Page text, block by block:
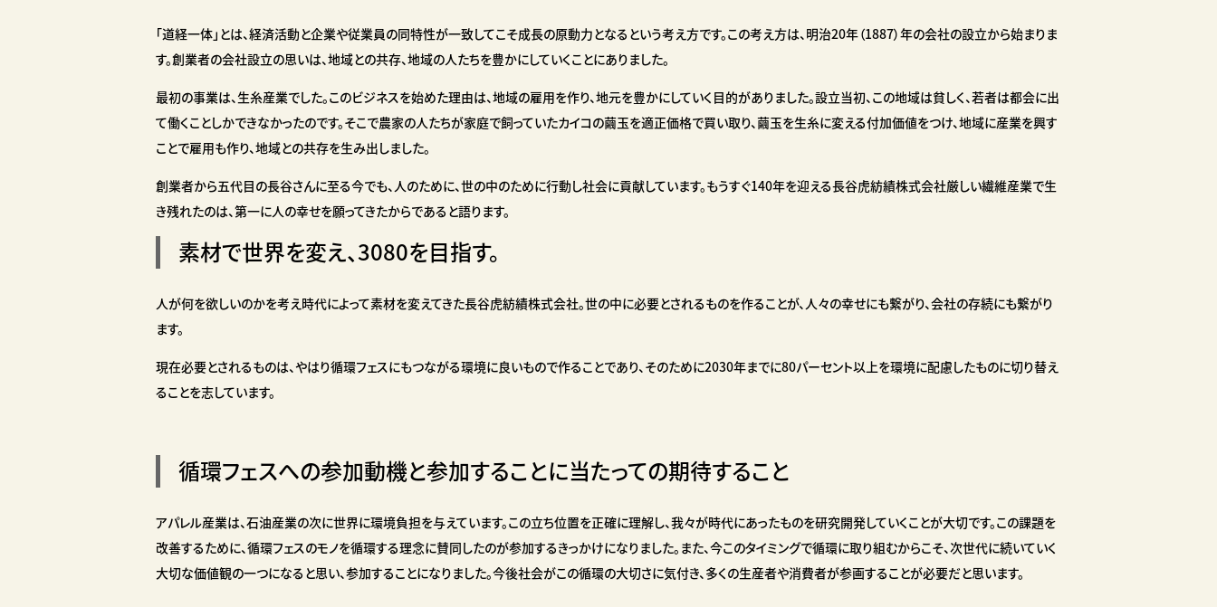
「道経一体」とは、経済活動と企業や従業員の同特性が一致してこそ成長の原動力となるという考え方です。この考え方は、明治20年（1887）年の会社の設立から始まりま
す。創業者の会社設立の思いは、地域との共存、地域の人たちを豊かにしていくことにありました。
最初の事業は、生糸産業でした。このビジネスを始めた理由は、地域の雇用を作り、地元を豊かにしていく目的がありました。設立当初、この地域は貧しく、若者は都会に出
て働くことしかできなかったのです。そこで農家の人たちが家庭で飼っていたカイコの繭玉を適正価格で買い取り、繭玉を生糸に変える付加価値をつけ、地域に産業を興す
ことで雇用も作り、地域との共存を生み出しました。
創業者から五代目の長谷さんに至る今でも、人のために、世の中のために行動し社会に貢献しています。もうすぐ140年を迎える長谷虎紡績株式会社厳しい繊維産業で生
き残れたのは、第一に人の幸せを願ってきたからであると語ります。
素材で世界を変え、3080を目指す。
人が何を欲しいのかを考え時代によって素材を変えてきた長谷虎紡績株式会社。世の中に必要とされるものを作ることが、人々の幸せにも繋がり、会社の存続にも繋がり
ます。
現在必要とされるものは、やはり循環フェスにもつながる環境に良いもので作ることであり、そのために2030年までに80パーセント以上を環境に配慮したものに切り替え
ることを志しています。
循環フェスへの参加動機と参加することに当たっての期待すること
アパレル産業は、石油産業の次に世界に環境負担を与えています。この立ち位置を正確に理解し、我々が時代にあったものを研究開発していくことが大切です。この課題を
改善するために、循環フェスのモノを循環する理念に賛同したのが参加するきっかけになりました。また、今このタイミングで循環に取り組むからこそ、次世代に続いていく
大切な価値観の一つになると思い、参加することになりました。今後社会がこの循環の大切さに気付き、多くの生産者や消費者が参画することが必要だと思います。